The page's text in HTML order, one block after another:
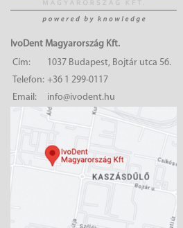
IvoDent Magyarország Kft.
Cím:
1037 Budapest, Bojtár utca 56.
Telefon: +36 1 299-0117
Email:
info@ivodent.hu